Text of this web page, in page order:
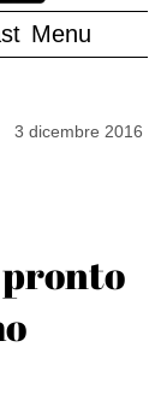
Menu
3 dicembre 2016